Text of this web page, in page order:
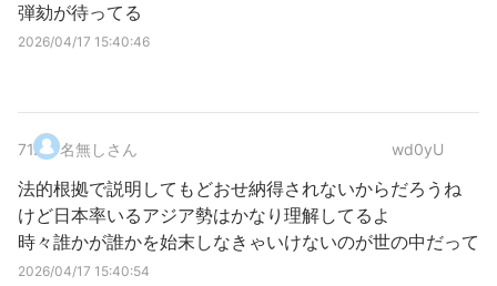
弾劾が待ってる
2026/04/17 15:40:46
71. 名無しさん wd0yU
法的根拠で説明してもどおせ納得されないからだろうね
けど日本率いるアジア勢はかなり理解してるよ
時々誰かが誰かを始末しなきゃいけないのが世の中だって
2026/04/17 15:40:54